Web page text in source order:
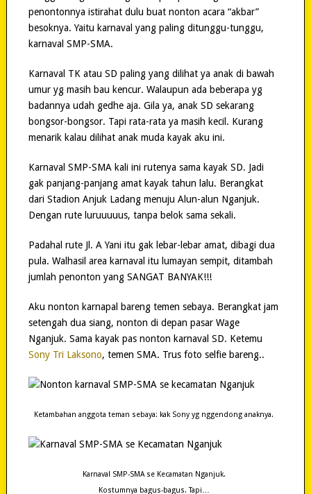
penontonnya istirahat dulu buat nonton acara “akbar”
besoknya. Yaitu karnaval yang paling ditunggu-tunggu,
karnaval SMP-SMA.
Karnaval TK atau SD paling yang dilihat ya anak di bawah
umur yg masih bau kencur. Walaupun ada beberapa yg
badannya udah gedhe aja. Gila ya, anak SD sekarang
bongsor-bongsor. Tapi rata-rata ya masih kecil. Kurang
menarik kalau dilihat anak muda kayak aku ini.
Karnaval SMP-SMA kali ini rutenya sama kayak SD. Jadi
gak panjang-panjang amat kayak tahun lalu. Berangkat
dari Stadion Anjuk Ladang menuju Alun-alun Nganjuk.
Dengan rute luruuuuus, tanpa belok sama sekali.
Padahal rute Jl. A Yani itu gak lebar-lebar amat, dibagi dua
pula. Walhasil area karnaval itu lumayan sempit, ditambah
jumlah penonton yang SANGAT BANYAK!!!
Aku nonton karnapal bareng temen sebaya. Berangkat jam
setengah dua siang, nonton di depan pasar Wage
Nganjuk. Sama kayak pas nonton karnaval SD. Ketemu
Sony Tri Laksono, temen SMA. Trus foto selfie bareng..
Ketambahan anggota teman sebaya: kak Sony yg nggendong anaknya.
Karnaval SMP-SMA se Kecamatan Nganjuk.
Kostumnya bagus-bagus. Tapi…